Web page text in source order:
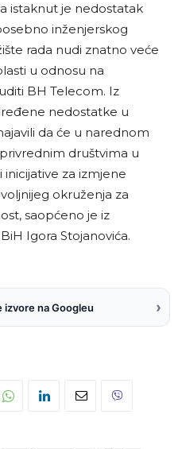
istaknut je nedostatak
inženjerskog
rada nudi znatno veće
u odnosu na
BH Telecom. Iz
nedostatke u
da će u narednom
društvima u
za izmjene
okruženja za
saopćeno je iz
Igora Stojanovića.
izvore na Googleu ›